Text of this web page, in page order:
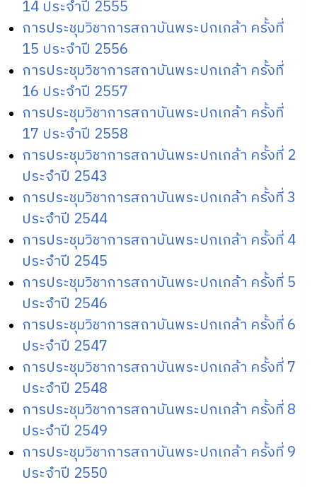
14 ประจำปี 2555
การประชุมวิชาการสถาบันพระปกเกล้า ครั้งที่
15 ประจำปี 2556
การประชุมวิชาการสถาบันพระปกเกล้า ครั้งที่
16 ประจำปี 2557
การประชุมวิชาการสถาบันพระปกเกล้า ครั้งที่
17 ประจำปี 2558
การประชุมวิชาการสถาบันพระปกเกล้า ครั้งที่ 2
ประจำปี 2543
การประชุมวิชาการสถาบันพระปกเกล้า ครั้งที่ 3
ประจำปี 2544
การประชุมวิชาการสถาบันพระปกเกล้า ครั้งที่ 4
ประจำปี 2545
การประชุมวิชาการสถาบันพระปกเกล้า ครั้งที่ 5
ประจำปี 2546
การประชุมวิชาการสถาบันพระปกเกล้า ครั้งที่ 6
ประจำปี 2547
การประชุมวิชาการสถาบันพระปกเกล้า ครั้งที่ 7
ประจำปี 2548
การประชุมวิชาการสถาบันพระปกเกล้า ครั้งที่ 8
ประจำปี 2549
การประชุมวิชาการสถาบันพระปกเกล้า ครั้งที่ 9
ประจำปี 2550